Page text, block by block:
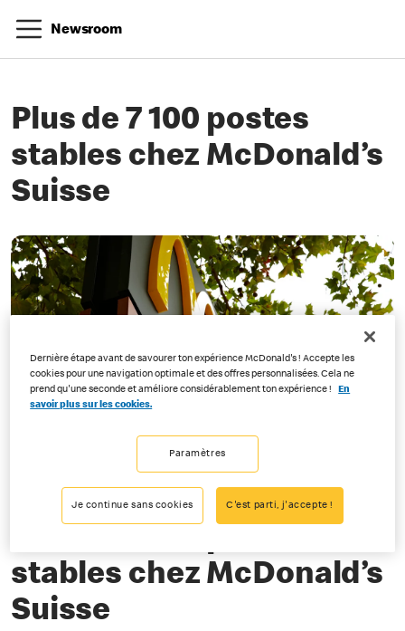
Newsroom
Plus de 7 100 postes
stables chez McDonald’s
Suisse
«Great Place To Work» pour la huitième année consécutive
stables chez McDonald’s
Suisse
Dernière étape avant de savourer ton expérience McDonald's ! Accepte les
cookies pour une navigation optimale et des offres personnalisées. Cela ne
prend qu'une seconde et améliore considérablement ton expérience !
En
savoir plus sur les cookies.
Paramètres
Je continue sans cookies C'est parti, j'accepte !